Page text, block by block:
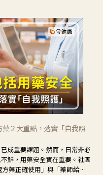
２大重點，落實「自我照
成重要課題。然而，日常非必
鮮，用藥安全實在重要。社團
藥正確使用」與「藥師給